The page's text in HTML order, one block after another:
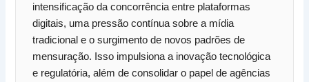
intensificação da concorrência entre plataformas
digitais, uma pressão contínua sobre a mídia
tradicional e o surgimento de novos padrões de
mensuração. Isso impulsiona a inovação tecnológica
e regulatória, além de consolidar o papel de agências